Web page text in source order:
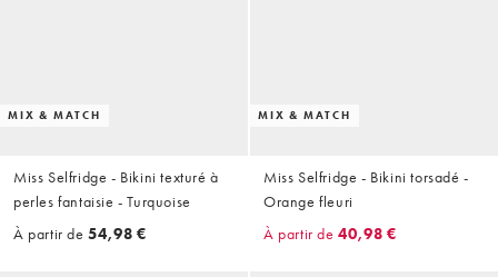
MIX & MATCH
Miss Selfridge - Bikini texturé à
perles fantaisie - Turquoise
À partir de 54,98 €
MIX & MATCH
Miss Selfridge - Bikini torsadé -
Orange fleuri
À partir de 40,98 €